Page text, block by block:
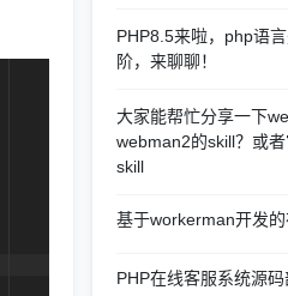
PHP8.5来啦，php语
阶，来聊聊！
大家能帮忙分享一下
webman2的skill？或
skill
基于workerman开发
PHP在线客服系统源